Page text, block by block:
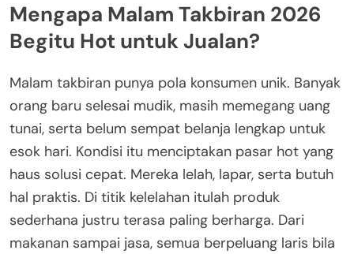
Mengapa Malam Takbiran 2026
Begitu Hot untuk Jualan?
Malam takbiran punya pola konsumen unik. Banyak
orang baru selesai mudik, masih memegang uang
tunai, serta belum sempat belanja lengkap untuk
esok hari. Kondisi itu menciptakan pasar hot yang
haus solusi cepat. Mereka lelah, lapar, serta butuh
hal praktis. Di titik kelelahan itulah produk
sederhana justru terasa paling berharga. Dari
makanan sampai jasa, semua berpeluang laris bila